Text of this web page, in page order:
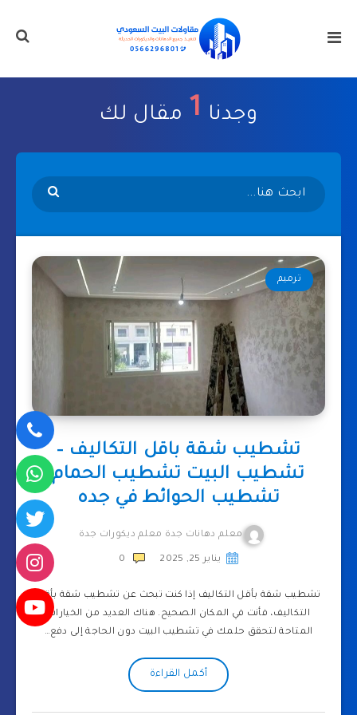
وجدنا 1 مقال لك
ترميم
تشطيب شقة باقل التكاليف –
تشطيب البيت تشطيب الحمام
تشطيب الحوائط في جده
معلم دهانات جدة معلم ديكورات جدة
يناير 25, 2025 0
تشطيب شقة بأقل التكاليف إذا كنت تبحث عن تشطيب شقة بأقل
التكاليف، فأنت في المكان الصحيح. هناك العديد من الخيارات
المتاحة لتحقق حلمك في تشطيب البيت دون الحاجة إلى دفع…
أكمل القراءة